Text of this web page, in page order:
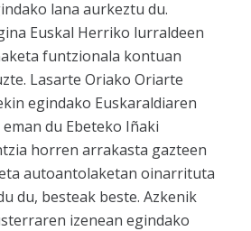
lana aurkeztu du.
Euskal Herriko lurraldeen
funtzionala kontuan
Lasarte Oriako Oriarte
egindako Euskaraldiaren
du Ebeteko Iñaki
horren arrakasta gazteen
autoantolaketan oinarrituta
du, besteak beste. Azkenik
izenean egindako